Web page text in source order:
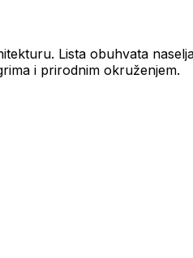
Lista obuhvata
i prirodnim okruženjem.